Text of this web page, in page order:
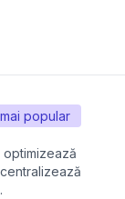
popular